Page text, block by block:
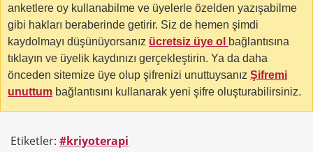
anketlere oy kullanabilme ve üyelerle özelden yazışabilme
gibi hakları beraberinde getirir. Siz de hemen şimdi
kaydolmayı düşünüyorsanız ücretsiz üye ol bağlantısına
tıklayın ve üyelik kaydınızı gerçekleştirin. Ya da daha
önceden sitemize üye olup şifrenizi unuttuysanız Şifremi
unuttum bağlantısını kullanarak yeni şifre oluşturabilirsiniz.
Etiketler: #kriyoterapi